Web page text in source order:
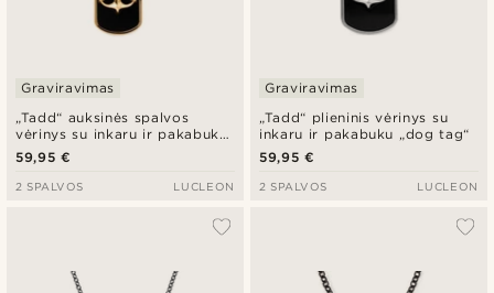
„Tadd“ auksinės spalvos
vėrinys su inkaru ir pakabuku
„dog tag“
Graviravimas
59,95 €
2 SPALVOS LUCLEON
„Tadd“ plieninis vėrinys su
inkaru ir pakabuku „dog tag“
Graviravimas
59,95 €
2 SPALVOS LUCLEON